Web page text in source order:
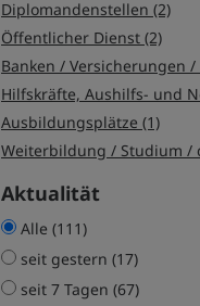
Diplomandenstellen (2)
Öffentlicher Dienst (2)
Ausbildungsplätze (1)
Aktualität
Alle (111)
seit gestern (17)
seit 7 Tagen (67)